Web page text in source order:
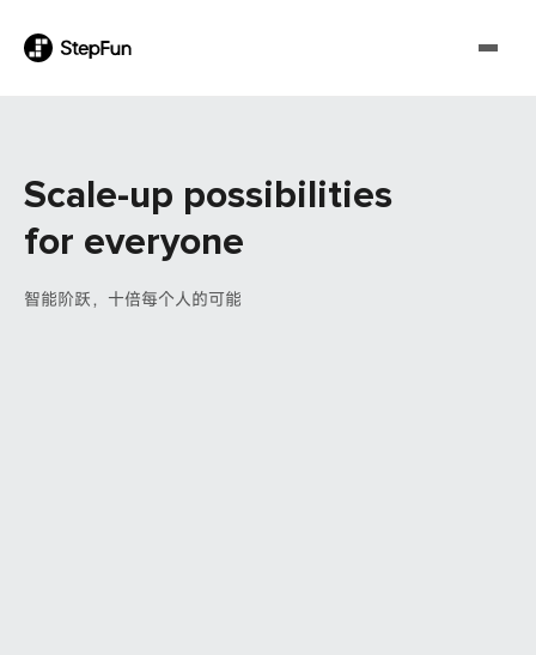
Scale-up possibilities
for everyone
智能阶跃，十倍每个人的可能